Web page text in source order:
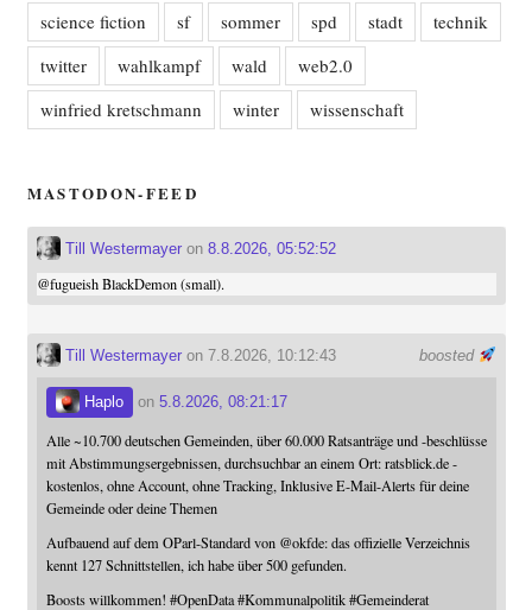
science fiction
sf sommer spd stadt
technik
twitter
wahlkampf wald
web2.0
winfried kretschmann
winter wissenschaft
MASTODON-FEED
Till Westermayeron 8.8.2026, 05:52:52
@fugueishBlackDemon (small).
boosted
Till Westermayeron 7.8.2026, 10:12:43
Haplo on 5.8.2026, 08:21:17
Alle ~10.700 deutschen Gemeinden, über 60.000 Ratsanträge und -beschlüsse
mit Abstimmungsergebnissen, durchsuchbar an einem Ort: ratsblick.de -
kostenlos, ohne Account, ohne Tracking, Inklusive E-Mail-Alerts für deine
Gemeinde oder deine Themen
Aufbauend auf dem OParl-Standard von @okfde: das offizielle Verzeichnis
kennt 127 Schnittstellen, ich habe über 500 gefunden.
Boosts willkommen! #OpenData #Kommunalpolitik #Gemeinderat